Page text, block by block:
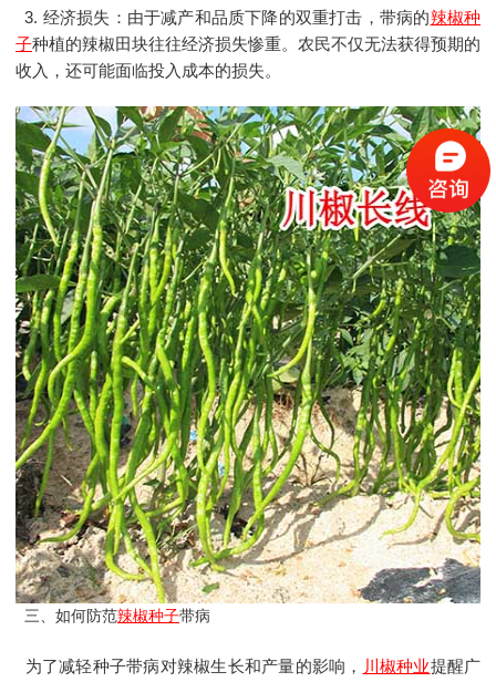
3. 经济损失：由于减产和品质下降的双重打击，带病的辣椒种
子种植的辣椒田块往往经济损失惨重。农民不仅无法获得预期的
收入，还可能面临投入成本的损失。
三、如何防范辣椒种子带病
为了减轻种子带病对辣椒生长和产量的影响， 川椒种业提醒广